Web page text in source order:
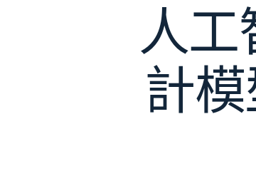
人工
計